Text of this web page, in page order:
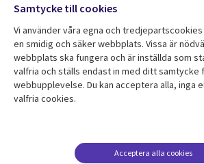
Resurscenter
Följ oss
Social
Media
SWEDEN
Samtycke till cookies
Vi använder våra egna och
en smidig och säker webbplats. Vissa är
webbplats ska fungera och är inställda som
valfria och ställs endast in med ditt
webbupplevelse. Du kan acceptera alla, inga
valfria cookies.
Acceptera alla cookies